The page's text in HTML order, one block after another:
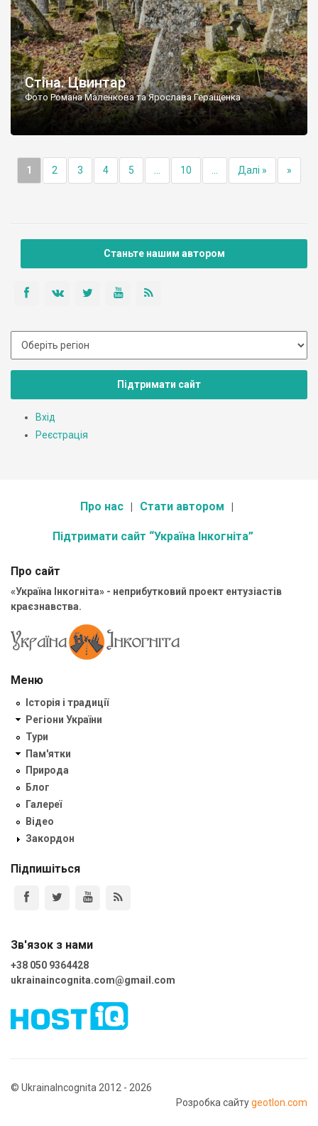
Стіна. Цвинтар
Фото Романа Маленкова та Ярослава Геращенка
1 2 3 4 5 10 Далі » »
Станьте нашим автором
Підтримати сайт
Вхід
Реєстрація
Про нас Стати автором
Підтримати сайт “Україна Інкогніта”
Про сайт
«Україна Інкогніта» - неприбутковий проект ентузіастів
краєзнавства.
Меню
Історія і традиції
Регіони України
Тури
Пам'ятки
Природа
Блог
Галереї
Відео
Закордон
Підпишіться
Зв'язок з нами
+38 050 9364428
ukrainaincognita.com@gmail.com
© UkrainaIncognita 2012 - 2026
Розробка сайтуgeotlon.com